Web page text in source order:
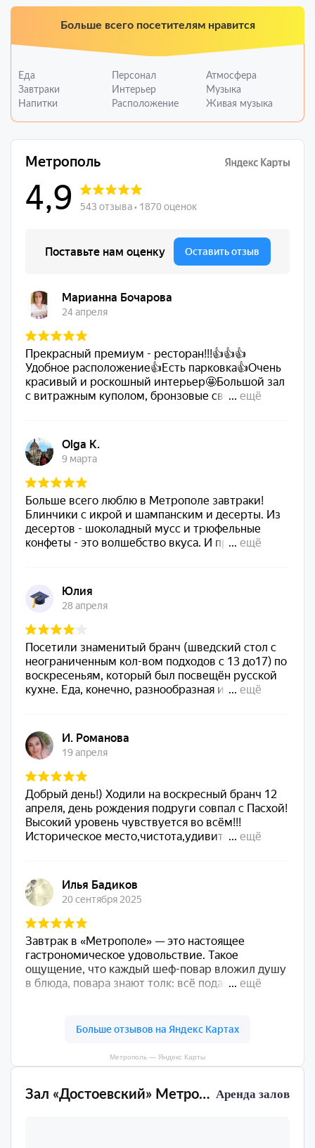
Больше всего посетителям нравится
Еда Персонал
Атмосфера
Завтраки
Интерьер
Музыка
Напитки
Расположение Живая музыка
Зал «Достоевский» Метрополь Аренда залов
Метрополь — Яндекс Карты